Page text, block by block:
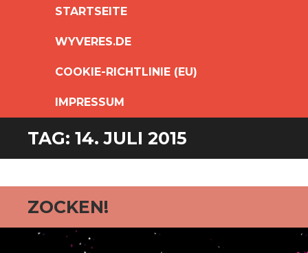
SPRINGEN
STARTSEITE
WYVERES.DE
COOKIE-RICHTLINIE (EU)
IMPRESSUM
TAG: 14. JULI 2015
ZOCKEN!